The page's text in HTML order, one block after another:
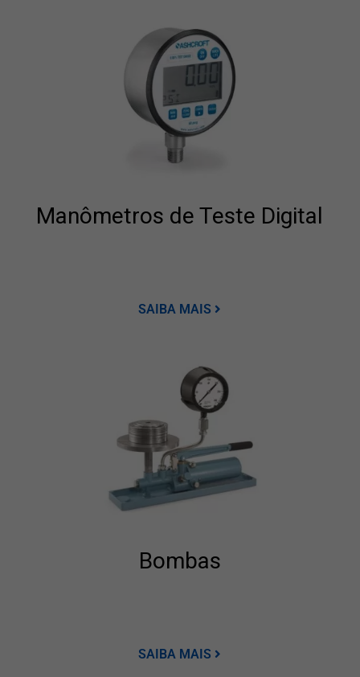
Manômetros de Teste Digital
SAIBA MAIS
Bombas
SAIBA MAIS